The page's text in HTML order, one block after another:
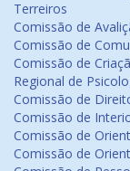
Terreiros
Comissão de
Comissão de
Comissão de
Regional de
Comissão de
Comissão de
Comissão de
Comissão de